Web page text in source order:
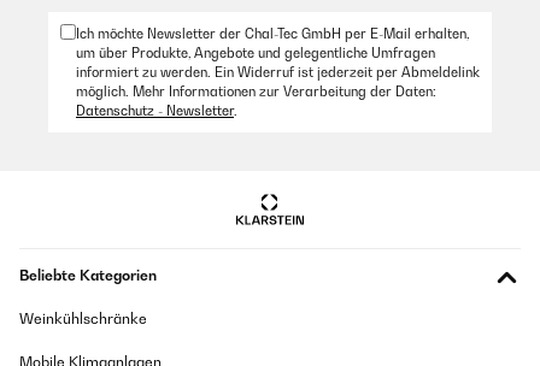
Ich möchte Newsletter der Chal-Tec GmbH per E-Mail erhalten,
um über Produkte, Angebote und gelegentliche Umfragen
informiert zu werden. Ein Widerruf ist jederzeit per Abmeldelink
möglich. Mehr Informationen zur Verarbeitung der Daten:
Datenschutz - Newsletter.
Beliebte Kategorien
Weinkühlschränke
Mobile Klimaanlagen